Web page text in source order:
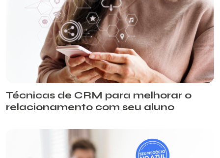
Técnicas de CRM para melhorar o
relacionamento com seu aluno